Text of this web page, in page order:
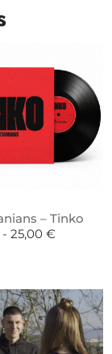
– Tinko
- 25,00 €